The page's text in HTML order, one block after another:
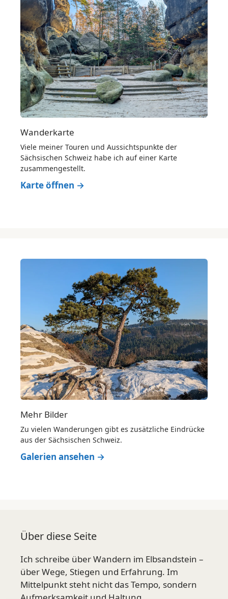
Wanderkarte
Viele meiner Touren und Aussichtspunkte der
Sächsischen Schweiz habe ich auf einer Karte
zusammengestellt.
Karte öffnen →
Mehr Bilder
Zu vielen Wanderungen gibt es zusätzliche Eindrücke
aus der Sächsischen Schweiz.
Galerien ansehen →
Über diese Seite
Ich schreibe über Wandern im Elbsandstein –
über Wege, Stiegen und Erfahrung. Im
Mittelpunkt steht nicht das Tempo, sondern